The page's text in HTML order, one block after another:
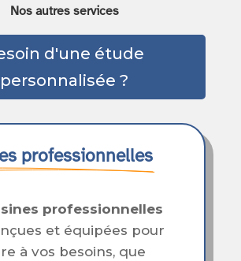
Nos autres services
d'une étude
personnalisée ?
professionnelles
professionnelles
et équipées pour
à vos besoins, que